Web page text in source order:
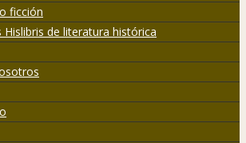
ficción
Hislibris de literatura histórica